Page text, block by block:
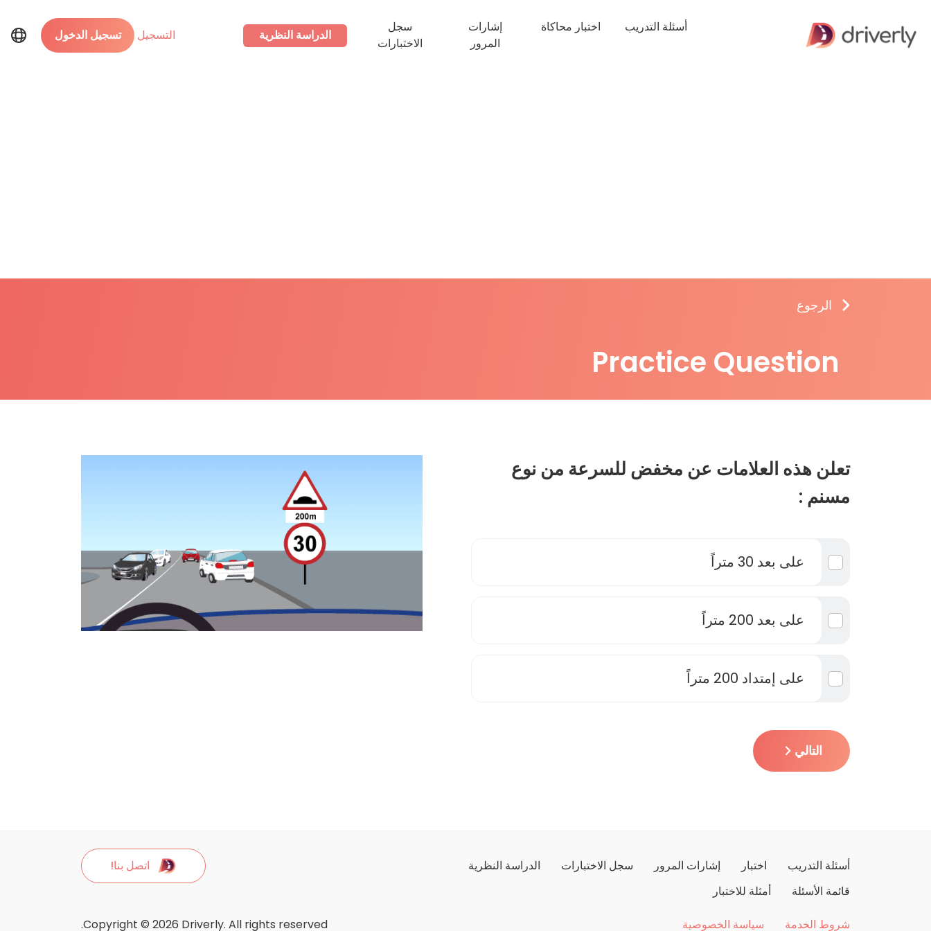
أسئلة التدريب اختبار محاكاة
إشارات
المرور
سجل
الاختبارات
الدراسة النظرية التسجيل تسجيل الدخول
الرجوع
Practice Question
تعلن هذه العلامات عن مخفض للسرعة من نوع
مسنم :
على بعد 30 متراً
على بعد 200 متراً
على إمتداد 200 متراً
التالي
أسئلة التدريب اختبار إشارات المرور سجل الاختبارات الدراسة النظرية
اتصل بنا!
قائمة الأسئلة
أمثلة للاختبار
شروط الخدمة سياسة الخصوصية Copyright © 2026 Driverly. All rights reserved.